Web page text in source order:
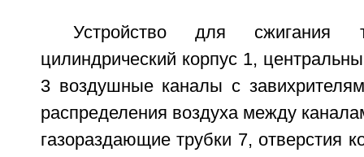
Устройство для сжигания
цилиндрический корпус 1,
3 воздушные каналы с
распределения воздуха между
газораздающие трубки 7, отверстия